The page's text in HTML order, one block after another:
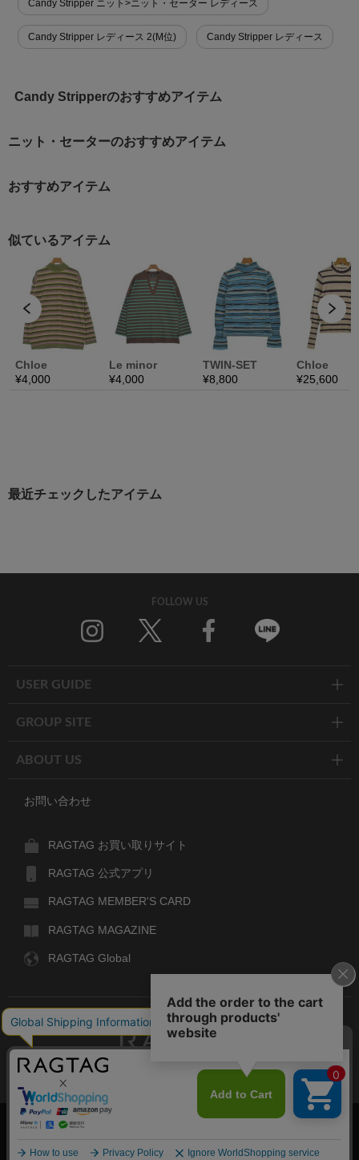
Candy Stripper ニット>ニット・セーター レディース
Candy Stripper レディース 2(M位) Candy Stripper レディース
Candy Stripperのおすすめアイテム
ニット・セーターのおすすめアイテム
おすすめアイテム
最近チェックしたアイテム
FOLLOW US
USER GUIDE
GROUP SITE
ABOUT US
お問い合わせ
RAGTAG お買い取りサイト
RAGTAG 公式アプリ
RAGTAG MEMBER'S CARD
RAGTAG MAGAZINE
RAGTAG Global
デザイナーズブランドのユーズド・セレクトショップ
COPYRIGHT© TIN PAN ALLEY CO., LTD. ALL RIGHTS RESERVED.